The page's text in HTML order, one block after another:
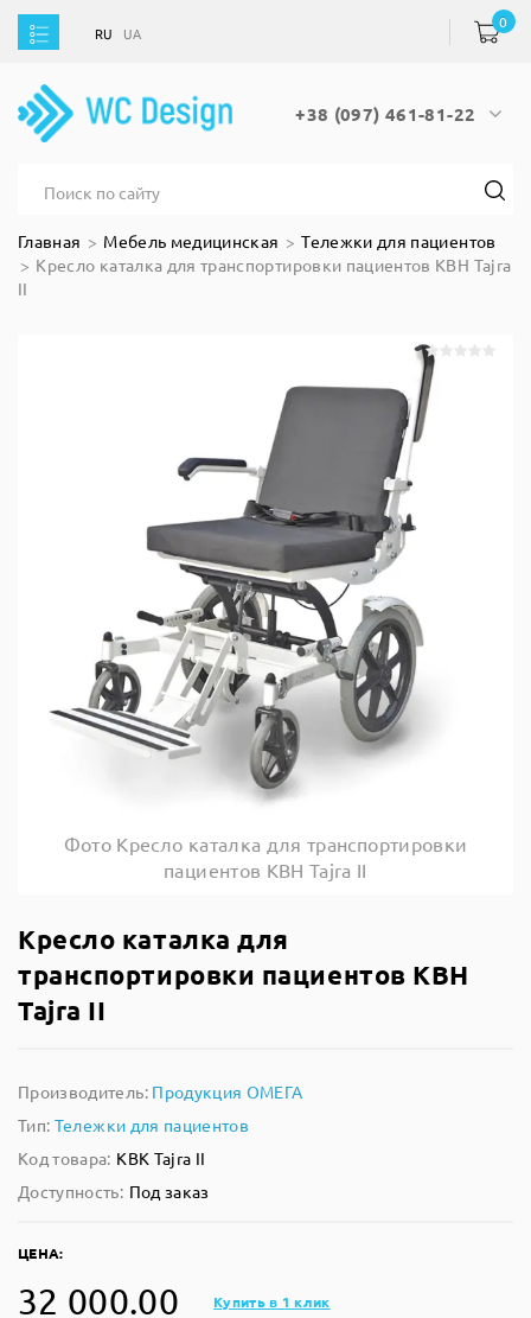
UA
+38 (097) 461-81-22
RU UA
0
Главная Мебель медицинская
Тележки для пациентов
Кресло каталка для транспортировки пациентов КВН Tajra
II
Фото Кресло каталка для транспортировки
пациентов КВН Tajra II
Кресло каталка для
транспортировки пациентов КВН
Tajra II
Производитель: Продукция ОМЕГА
Тип: Тележки для пациентов
Код товара: КВК Tajra II
Доступность: Под заказ
ЦЕНА:
32 000.00 Купить в 1 клик